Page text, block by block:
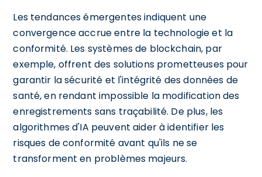
Les tendances émergentes indiquent une
convergence accrue entre la technologie et la
conformité. Les systèmes de blockchain, par
exemple, offrent des solutions prometteuses pour
garantir la sécurité et l'intégrité des données de
santé, en rendant impossible la modification des
enregistrements sans traçabilité. De plus, les
algorithmes d'IA peuvent aider à identifier les
risques de conformité avant qu'ils ne se
transforment en problèmes majeurs.